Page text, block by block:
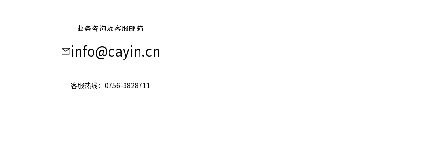
业务咨询及客服邮箱
info@cayin.cn
客服热线：0756-3828711